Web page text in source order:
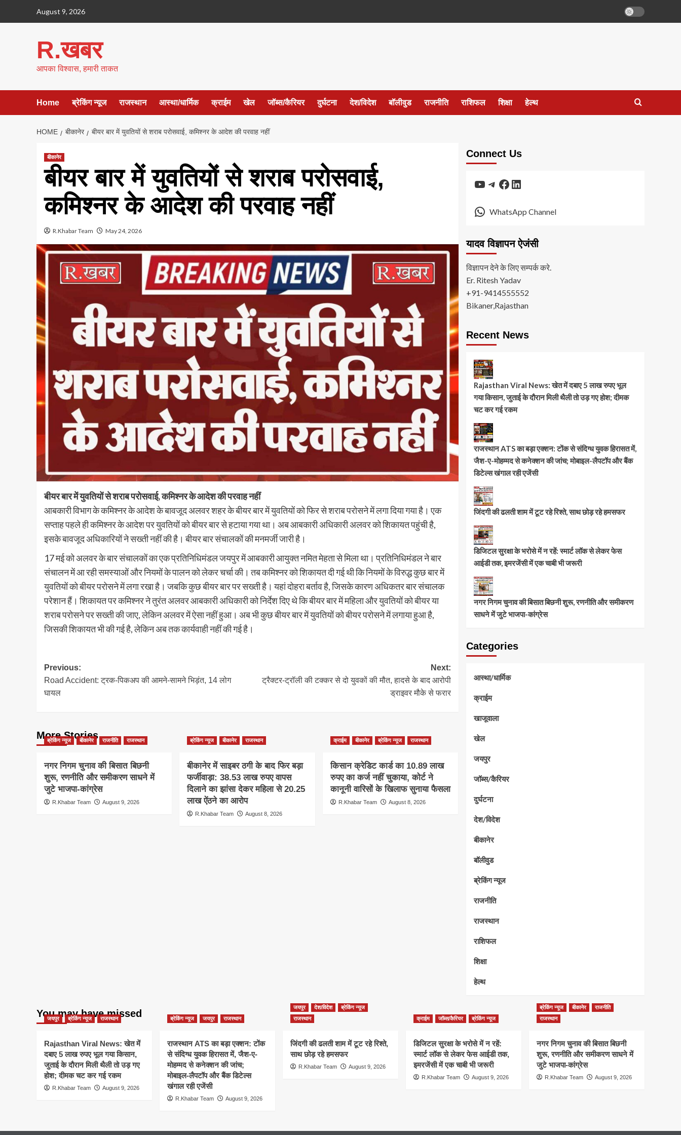
August 9, 2026
R.खबर
आपका विश्वास, हमारी ताकत
Home ब्रेकिंग न्यूज राजस्थान आस्था/धार्मिक क्राईम खेल जॉब्स/कैरियर दुर्घटना देश/विदेश बॉलीवुड राजनीति राशिफल शिक्षा हेल्थ
HOME बीकानेर बीयर बार में युवतियों से शराब परोसवाई, कमिश्नर के आदेश की परवाह नहीं
बीकानेर
बीयर बार में युवतियों से शराब परोसवाई,
कमिश्नर के आदेश की परवाह नहीं
R.Khabar Team May 24, 2026
बीयर बार में युवतियों से शराब परोसवाई, कमिश्नर के आदेश की परवाह नहीं
आबकारी विभाग के कमिश्नर के आदेश के बावजूद अलवर शहर के बीयर बार में युवतियों को फिर से शराब परोसने में लगा दिया गया है। एक
सप्ताह पहले ही कमिश्नर के आदेश पर युवतियों को बीयर बार से हटाया गया था। अब आबकारी अधिकारी अलवर को शिकायत पहुंची है,
इसके बावजूद अधिकारियों ने सख्ती नहीं की है। बीयर बार संचालकों की मनमर्जी जारी है।
17 मई को अलवर के बार संचालकों का एक प्रतिनिधिमंडल जयपुर में आबकारी आयुक्त नमित मेहता से मिला था। प्रतिनिधिमंडल ने बार
संचालन में आ रही समस्याओं और नियमों के पालन को लेकर चर्चा की। तब कमिश्नर को शिकायत दी गई थी कि नियमों के विरुद्ध कुछ बार में
युवतियों को बीयर परोसने में लगा रखा है। जबकि कुछ बीयर बार पर सख्ती है। यहां दोहरा बर्ताव है, जिसके कारण अधिकतर बार संचालक
परेशान हैं। शिकायत पर कमिश्नर ने तुरंत अलवर आबकारी अधिकारी को निर्देश दिए थे कि बीयर बार में महिला और युवतियों को बीयर या
शराब परोसने पर सख्ती की जाए, लेकिन अलवर में ऐसा नहीं हुआ। अब भी कुछ बीयर बार में युवतियों को बीयर परोसने में लगाया हुआ है,
जिसकी शिकायत भी की गई है, लेकिन अब तक कार्यवाही नहीं की गई है।
Post
navigation
Previous:
Road Accident: ट्रक-पिकअप की आमने-सामने भिड़ंत, 14 लोग
घायल
Next:
ट्रैक्टर-ट्रॉली की टक्कर से दो युवकों की मौत, हादसे के बाद आरोपी
ड्राइवर मौके से फरार
More Stories
ब्रेकिंग न्यूज बीकानेर राजनीति राजस्थान
नगर निगम चुनाव की बिसात बिछनी
शुरू, रणनीति और समीकरण साधने में
जुटे भाजपा-कांग्रेस
R.Khabar Team August 9, 2026
ब्रेकिंग न्यूज बीकानेर राजस्थान
बीकानेर में साइबर ठगी के बाद फिर बड़ा
फर्जीवाड़ा: 38.53 लाख रुपए वापस
दिलाने का झांसा देकर महिला से 20.25
लाख ऐंठने का आरोप
R.Khabar Team August 8, 2026
क्राईम बीकानेर ब्रेकिंग न्यूज राजस्थान
किसान क्रेडिट कार्ड का 10.89 लाख
रुपए का कर्ज नहीं चुकाया, कोर्ट ने
कानूनी वारिसों के खिलाफ सुनाया फैसला
R.Khabar Team August 8, 2026
Connect Us
YouTube
Telegram
Facebook
LinkedIn
WhatsApp Channel
यादव विज्ञापन ऐजंसी
विज्ञापन देने के लिए सम्पर्क करे.
Er. Ritesh Yadav
+91-9414555552
Bikaner,Rajasthan
Recent News
Rajasthan Viral News: खेत में दबाए 5 लाख रुपए भूल
गया किसान, जुताई के दौरान मिली थैली तो उड़ गए होश; दीमक
चट कर गई रकम
राजस्थान ATS का बड़ा एक्शन: टोंक से संदिग्ध युवक हिरासत में,
जैश-ए-मोहम्मद से कनेक्शन की जांच; मोबाइल-लैपटॉप और बैंक
डिटेल्स खंगाल रही एजेंसी
जिंदगी की ढलती शाम में टूट रहे रिश्ते, साथ छोड़ रहे हमसफर
डिजिटल सुरक्षा के भरोसे में न रहें: स्मार्ट लॉक से लेकर फेस
आईडी तक, इमरजेंसी में एक चाबी भी जरूरी
नगर निगम चुनाव की बिसात बिछनी शुरू, रणनीति और समीकरण
साधने में जुटे भाजपा-कांग्रेस
Categories
आस्था/धार्मिक
क्राईम
खाजूवाला
खेल
जयपुर
जॉब्स/कैरियर
दुर्घटना
देश/विदेश
बीकानेर
बॉलीवुड
ब्रेकिंग न्यूज
राजनीति
राजस्थान
राशिफल
शिक्षा
हेल्थ
You may have missed
जयपुर ब्रेकिंग न्यूज राजस्थान
Rajasthan Viral News: खेत में
दबाए 5 लाख रुपए भूल गया किसान,
जुताई के दौरान मिली थैली तो उड़ गए
होश; दीमक चट कर गई रकम
R.Khabar Team August 9, 2026
ब्रेकिंग न्यूज जयपुर राजस्थान
राजस्थान ATS का बड़ा एक्शन: टोंक
से संदिग्ध युवक हिरासत में, जैश-ए-
मोहम्मद से कनेक्शन की जांच;
मोबाइल-लैपटॉप और बैंक डिटेल्स
खंगाल रही एजेंसी
R.Khabar Team August 9, 2026
जयपुर देश/विदेश
ब्रेकिंग न्यूज
राजस्थान
जिंदगी की ढलती शाम में टूट रहे रिश्ते,
साथ छोड़ रहे हमसफर
R.Khabar Team August 9, 2026
क्राईम जॉब्स/कैरियर ब्रेकिंग न्यूज
डिजिटल सुरक्षा के भरोसे में न रहें:
स्मार्ट लॉक से लेकर फेस आईडी तक,
इमरजेंसी में एक चाबी भी जरूरी
R.Khabar Team August 9, 2026
ब्रेकिंग न्यूज बीकानेर
राजनीति
राजस्थान
नगर निगम चुनाव की बिसात बिछनी
शुरू, रणनीति और समीकरण साधने में
जुटे भाजपा-कांग्रेस
R.Khabar Team August 9, 2026